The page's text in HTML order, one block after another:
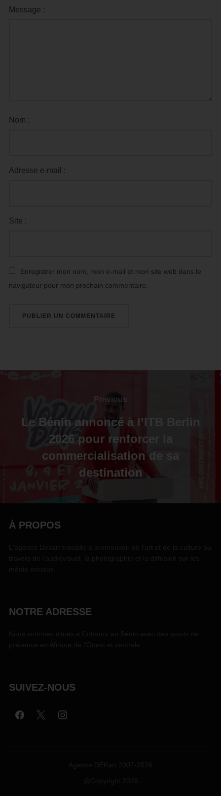
Message :
Nom :
Adresse e-mail :
Site :
Enregistrer mon nom, mon e-mail et mon site web dans le
navigateur pour mon prochain commentaire.
Previous
Le Bénin annoncé à l’ITB Berlin
2026 pour renforcer la
commercialisation de sa
destination
À PROPOS
NOTRE ADRESSE
SUIVEZ-NOUS